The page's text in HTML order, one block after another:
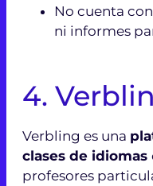
No cuenta
ni informes
4.
Verbling es una
clases de idiomas
profesores